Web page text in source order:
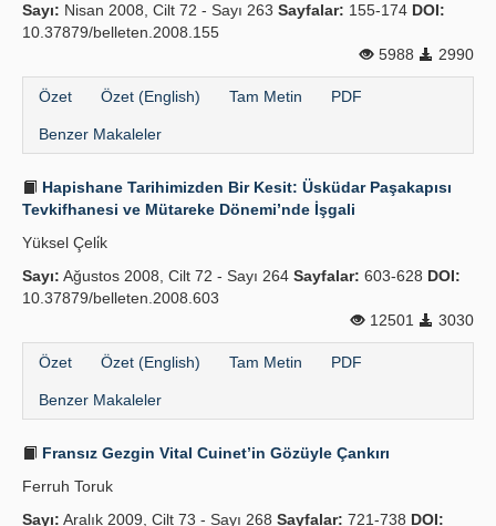
Sayı: Nisan 2008, Cilt 72 - Sayı 263 Sayfalar: 155-174 DOI:
10.37879/belleten.2008.155
5988
2990
Özet Özet (English) Tam Metin PDF
Benzer Makaleler
Hapishane Tarihimizden Bir Kesit: Üsküdar Paşakapısı
Tevkifhanesi ve Mütareke Dönemi’nde İşgali
Yüksel Çeli̇k
Sayı: Ağustos 2008, Cilt 72 - Sayı 264 Sayfalar: 603-628 DOI:
10.37879/belleten.2008.603
12501
3030
Özet Özet (English) Tam Metin PDF
Benzer Makaleler
Fransız Gezgin Vital Cuinet’in Gözüyle Çankırı
Ferruh Toruk
Sayı: Aralık 2009, Cilt 73 - Sayı 268 Sayfalar: 721-738 DOI: